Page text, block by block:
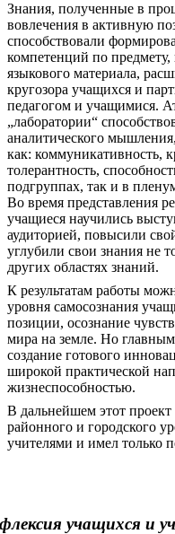
Знания, полученные в
вовлечения в активную
способствовали
компетенций по
языкового материала,
кругозора учащихся и
педагогом и учащимися.
„лаборатории“
аналитического
как: коммуникативность,
толерантность,
подгруппах, так и в
Во время представления
учащиеся научились
аудиторией, повысили
углубили свои знания не
других областях знаний.
К результатам работы
уровня самосознания
позиции, осознание
мира на земле. Но
создание готового
широкой практической
жизнеспособностью.
В дальнейшем этот
районного и городского
учителями и имел только
учащихся и